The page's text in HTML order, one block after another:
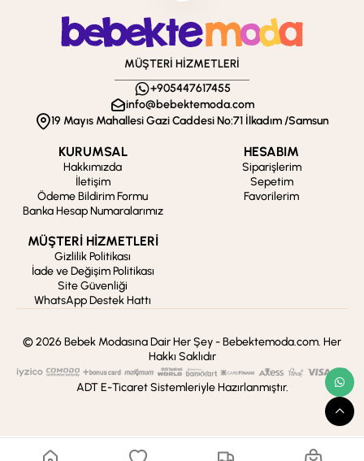
MÜŞTERİ HİZMETLERİ
+905447617455
info@bebektemoda.com
19 Mayıs Mahallesi Gazi Caddesi No:71 İlkadım /Samsun
KURUMSAL
Hakkımızda
İletişim
Ödeme Bildirim Formu
Banka Hesap Numaralarımız
HESABIM
Siparişlerim
Sepetim
Favorilerim
MÜŞTERİ HİZMETLERİ
Gizlilik Politikası
İade ve Değişim Politikası
Site Güvenliği
WhatsApp Destek Hattı
© 2026 Bebek Modasına Dair Her Şey - Bebektemoda.com. Her
Hakkı Saklıdır
ADT E-Ticaret Sistemleriyle Hazırlanmıştır.